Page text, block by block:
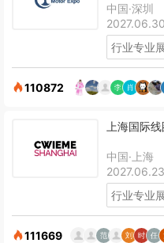
中国·深圳
行业专业
110872
上海国际
中国·上海
行业专业
111669